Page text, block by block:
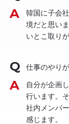
韓国に子会
境だと思い
いとこ取り
仕事のやり
自分が企画
行います。
社内メンバ
感じます。